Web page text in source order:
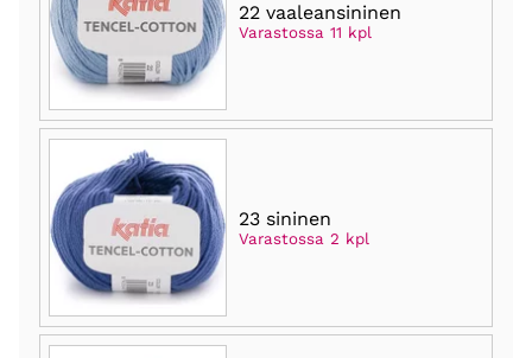
22 vaaleansininen
Varastossa 11 kpl
23 sininen
Varastossa 2 kpl